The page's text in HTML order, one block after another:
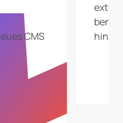
CMS
hinzu.